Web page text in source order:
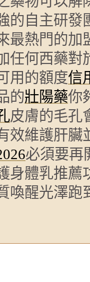
的自主研發
最熱門的加
任何西藥對
用的額度信
的壯陽藥你
皮膚的毛孔
效維護肝臟
必須要再
身體乳推薦
喚醒光澤跑